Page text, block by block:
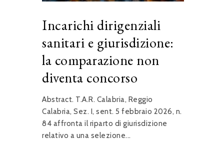
Incarichi dirigenziali
sanitari e giurisdizione:
la comparazione non
diventa concorso
Abstract. T.A.R. Calabria, Reggio
Calabria, Sez. I, sent. 5 febbraio 2026, n.
84 affronta il riparto di giurisdizione
relativo a una selezione...